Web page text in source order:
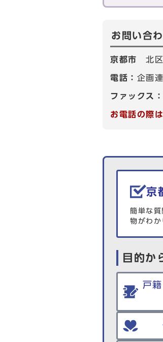
お問い合
京都市北
電話： 企画
ファックス：
お電話の際
生活情報
京
簡単な
物がわか
目的か
戸